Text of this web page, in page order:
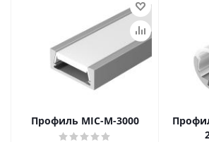
Профиль MIC-M-3000